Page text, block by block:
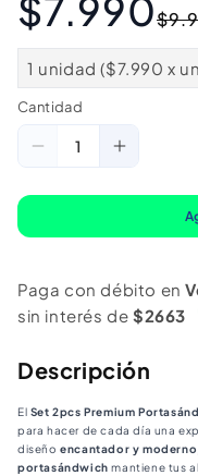
$7.990
1 unidad ($7.990 x
Cantidad
Cantidad
Reducir
cantidad
Premium
Sándwich
Botella
Minnie
2Pcs
Botella
Minnie
Paga con débito en
sin interés de $2663
Descripción
El Set 2pcs Premium
para hacer de cada día una
diseñoencantador y moderno
portasándwich mantiene tus